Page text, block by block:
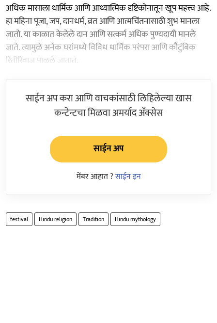
अधिक मासाला धार्मिक आणि आध्यात्मिक दृष्टिकोनातून खूप महत्त्व आहे.
हा महिना पूजा, जप, दानधर्म, व्रत आणि आत्मचिंतनासाठी शुभ मानला
जातो. या काळात केलेले दान आणि सत्कर्म अधिक पुण्यदायी मानले
जाते. त्यामुळे अनेक घरांमध्ये विविध धार्मिक परंपरा आणि कौटुंबिक
रितीरिवाज पाळले जातात.
साईन अप करा आणि वाचकांसाठी लिहिलेल्या खास
कन्टेन्टचा मिळवा अमर्याद ॲक्सेस
साईन अप
मेंबर आहात ?साईन इन
festival Hindu religion Tradition Hindu mythology